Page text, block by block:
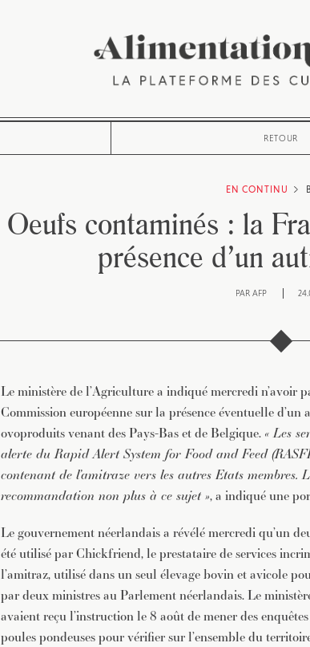
RETOUR
EN CONTINU
Oeufs contaminés : la
présence d’un
PAR AFP
Le ministère de l’Agriculture a indiqué mercredi n’avoir
Commission européenne sur la présence éventuelle d’un
ovoproduits venant des Pays-Bas et de Belgique. « Les
alerte du Rapid Alert System for Food and Feed
contenant de l’amitraze vers les autres Etats membres.
recommandation non plus à ce sujet », a indiqué une
Le gouvernement néerlandais a révélé mercredi qu’un
été utilisé par Chickfriend, le prestataire de services
l’amitraz, utilisé dans un seul élevage bovin et avicole
par deux ministres au Parlement néerlandais. Le
avaient reçu l’instruction le 8 août de mener des
poules pondeuses pour vérifier sur l’ensemble du